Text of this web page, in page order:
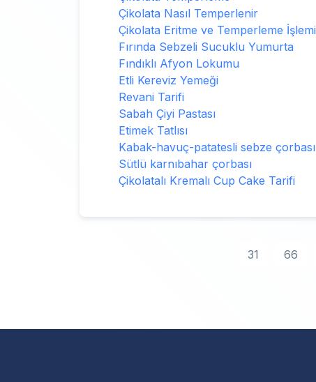
Çikolata Nasıl Temperlenir
Çikolata Eritme ve Temperleme İşlemi
Fırında Sebzeli Sucuklu Yumurta
Fındıklı Afyon Lokumu
Etli Kereviz Yemeği
Revani Tarifi
Sabah Çiyi Pastası
Etimek Tatlısı
Kabak-havuç-patatesli sebze çorbası
Sütlü karnıbahar çorbası
Çikolatalı Kremalı Cup Cake Tarifi
31 66